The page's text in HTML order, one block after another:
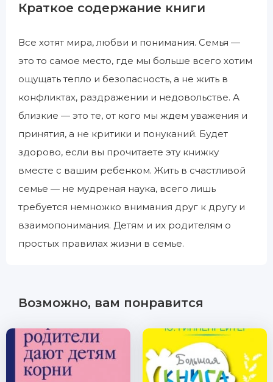
Краткое содержание книги
Все хотят мира, любви и понимания. Семья —
это то самое место, где мы больше всего хотим
ощущать тепло и безопасность, а не жить в
конфликтах, раздражении и недовольстве. А
близкие — это те, от кого мы ждем уважения и
принятия, а не критики и понуканий. Будет
здорово, если вы прочитаете эту книжку
вместе с вашим ребенком. Жить в счастливой
семье — не мудреная наука, всего лишь
требуется немножко внимания друг к другу и
взаимопонимания. Детям и их родителям о
простых правилах жизни в семье.
Возможно, вам понравится